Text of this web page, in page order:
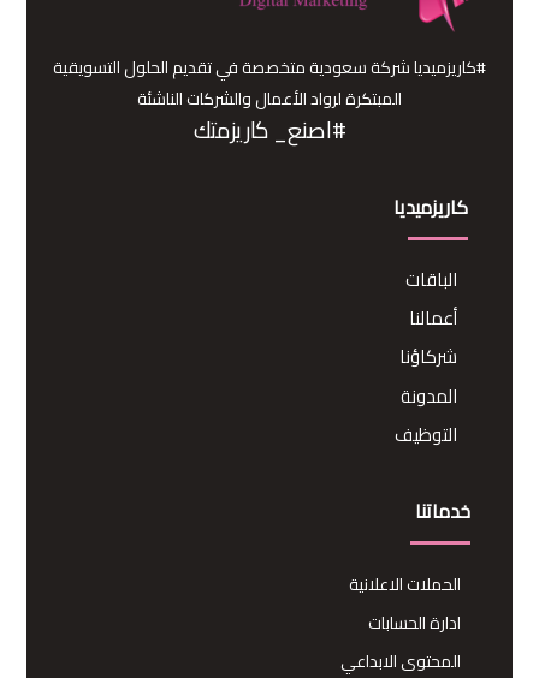
#كاريزميديا شركة سعودية متخصصة في تقديم الحلول التسويقية
المبتكرة لرواد الأعمال والشركات الناشئة
#اصنع_ كاريزمتك
كاريزميديا
الباقات
أعمالنا
شركاؤنا
المدونة
التوظيف
خدماتنا
الحملات الاعلانية
ادارة الحسابات
المحتوى الابداعي